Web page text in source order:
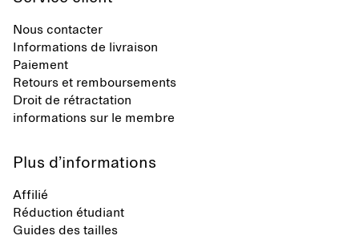
Nous contacter
Informations de livraison
Paiement
Retours et remboursements
Droit de rétractation
informations sur le membre
Plus d’informations
Affilié
Réduction étudiant
Guides des tailles